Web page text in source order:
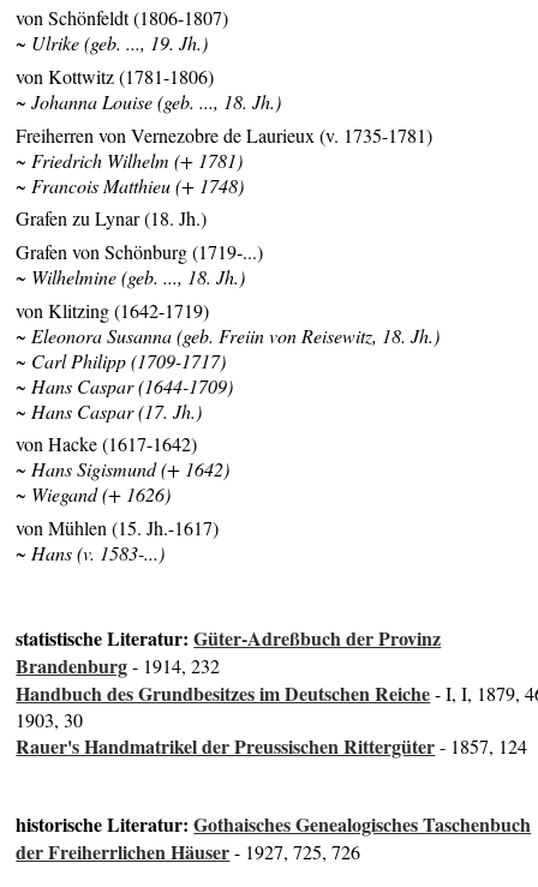
von Schönfeldt (1806-1807)
~ Ulrike (geb. ..., 19. Jh.)
von Kottwitz (1781-1806)
~ Johanna Louise (geb. ..., 18. Jh.)
Freiherren von Vernezobre de Laurieux (v. 1735-1781)
~ Friedrich Wilhelm (+ 1781)
~ Francois Matthieu (+ 1748)
Grafen zu Lynar (18. Jh.)
Grafen von Schönburg (1719-...)
~ Wilhelmine (geb. ..., 18. Jh.)
von Klitzing (1642-1719)
~ Eleonora Susanna (geb. Freiin von Reisewitz, 18. Jh.)
~ Carl Philipp (1709-1717)
~ Hans Caspar (1644-1709)
~ Hans Caspar (17. Jh.)
von Hacke (1617-1642)
~ Hans Sigismund (+ 1642)
~ Wiegand (+ 1626)
von Mühlen (15. Jh.-1617)
~ Hans (v. 1583-...)
statistische Literatur:Güter-Adreßbuch der Provinz
Brandenburg- 1914, 232
Handbuch des Grundbesitzes im Deutschen Reiche- I, I, 1879,
1903, 30
Rauer's Handmatrikel der Preussischen Rittergüter- 1857, 124
historische Literatur:Gothaisches Genealogisches Taschenbuch
der Freiherrlichen Häuser- 1927, 725, 726